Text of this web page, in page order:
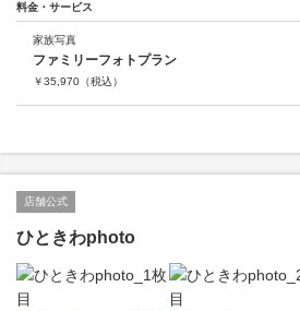
料金・サービス
家族写真
ファミリーフォトプラン
￥35,970 （税込）
店舗公式
ひときわphoto